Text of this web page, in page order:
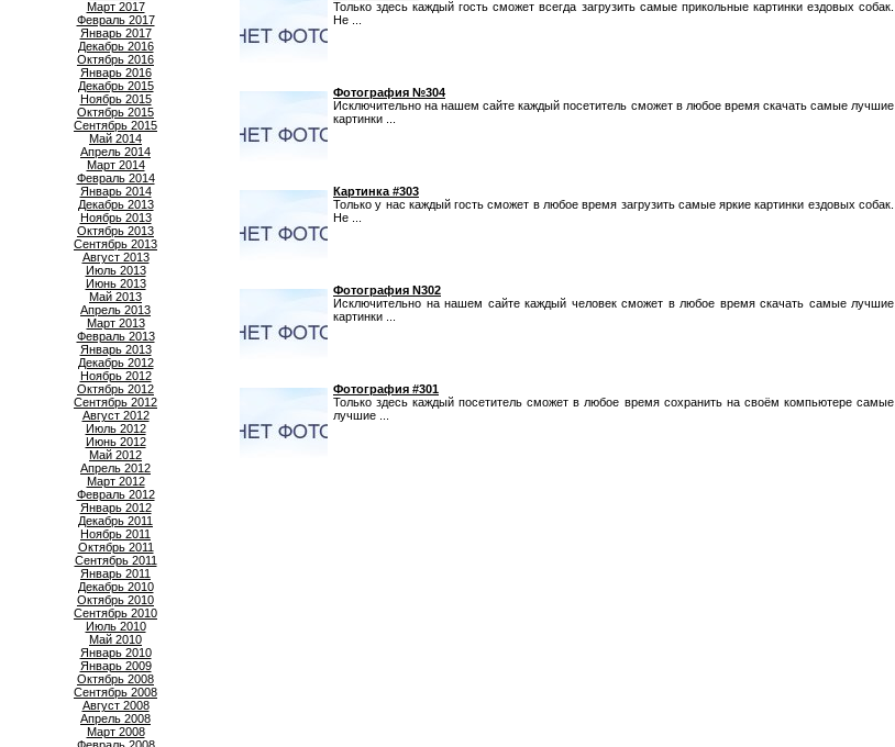
Март 2017
Февраль 2017
Январь 2017
Декабрь 2016
Октябрь 2016
Январь 2016
Декабрь 2015
Ноябрь 2015
Октябрь 2015
Сентябрь 2015
Май 2014
Апрель 2014
Март 2014
Февраль 2014
Январь 2014
Декабрь 2013
Ноябрь 2013
Октябрь 2013
Сентябрь 2013
Август 2013
Июль 2013
Июнь 2013
Май 2013
Апрель 2013
Март 2013
Февраль 2013
Январь 2013
Декабрь 2012
Ноябрь 2012
Октябрь 2012
Сентябрь 2012
Август 2012
Июль 2012
Июнь 2012
Май 2012
Апрель 2012
Март 2012
Февраль 2012
Январь 2012
Декабрь 2011
Ноябрь 2011
Октябрь 2011
Сентябрь 2011
Январь 2011
Декабрь 2010
Октябрь 2010
Сентябрь 2010
Июль 2010
Май 2010
Январь 2010
Январь 2009
Октябрь 2008
Сентябрь 2008
Август 2008
Апрель 2008
Март 2008
Только здесь каждый гость сможет всегда загрузить самые прикольные картинки ездовых собак.
Не ...
Фотография №304
Исключительно на нашем сайте каждый посетитель сможет в любое время скачать самые лучшие
картинки ...
Картинка #303
Только у нас каждый гость сможет в любое время загрузить самые яркие картинки ездовых собак.
Не ...
Фотография N302
Исключительно на нашем сайте каждый человек сможет в любое время скачать самые лучшие
картинки ...
Фотография #301
Только здесь каждый посетитель сможет в любое время сохранить на своём компьютере самые
лучшие ...